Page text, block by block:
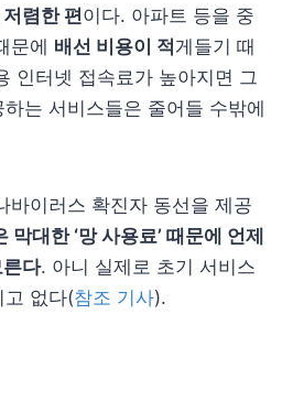
렴한 편이다. 아파트 등을 중
문에 배선 비용이 적게들기 때
인터넷 접속료가 높아지면 그
는 서비스들은 줄어들 수밖에
바이러스 확진자 동선을 제공
막대한 ‘망 사용료’ 때문에 언제
다. 아니 실제로 초기 서비스
고 없다(참조 기사).